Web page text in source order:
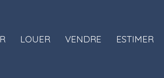
LOUER VENDRE ESTIMER